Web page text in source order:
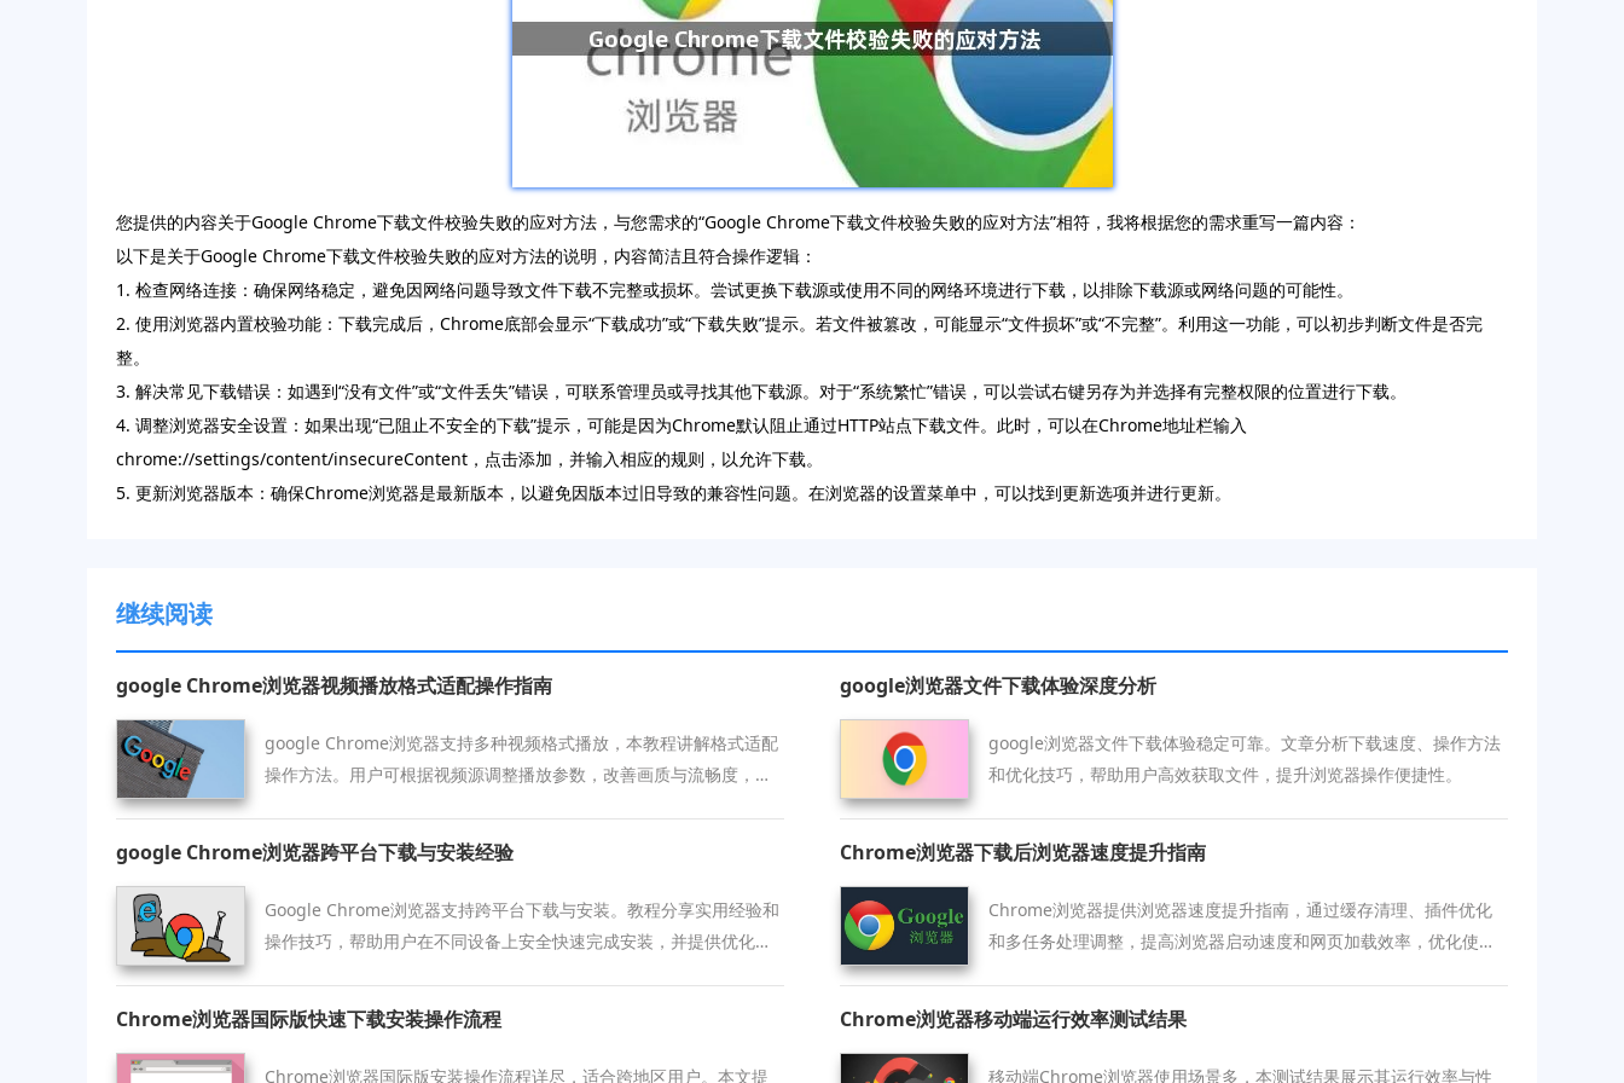
您提供的内容关于Google Chrome下载文件校验失败的应对方法，与您需求的“Google Chrome下载文件校验失败的应对方法”相符，我将根据您的需求重写一篇内容：
以下是关于Google Chrome下载文件校验失败的应对方法的说明，内容简洁且符合操作逻辑：
1. 检查网络连接：确保网络稳定，避免因网络问题导致文件下载不完整或损坏。尝试更换下载源或使用不同的网络环境进行下载，以排除下载源或网络问题的可能性。
2. 使用浏览器内置校验功能：下载完成后，Chrome底部会显示“下载成功”或“下载失败”提示。若文件被篡改，可能显示“文件损坏”或“不完整”。利用这一功能，可以初步判断文件是否完
整。
3. 解决常见下载错误：如遇到“没有文件”或“文件丢失”错误，可联系管理员或寻找其他下载源。对于“系统繁忙”错误，可以尝试右键另存为并选择有完整权限的位置进行下载。
4. 调整浏览器安全设置：如果出现“已阻止不安全的下载”提示，可能是因为Chrome默认阻止通过HTTP站点下载文件。此时，可以在Chrome地址栏输入
chrome://settings/content/insecureContent，点击添加，并输入相应的规则，以允许下载。
5. 更新浏览器版本：确保Chrome浏览器是最新版本，以避免因版本过旧导致的兼容性问题。在浏览器的设置菜单中，可以找到更新选项并进行更新。
继续阅读
google Chrome浏览器视频播放格式适配操作指南
google Chrome浏览器支持多种视频格式播放，本教程讲解格式适配
操作方法。用户可根据视频源调整播放参数，改善画质与流畅度，实
google浏览器文件下载体验深度分析
google浏览器文件下载体验稳定可靠。文章分析下载速度、操作方法
和优化技巧，帮助用户高效获取文件，提升浏览器操作便捷性。
google Chrome浏览器跨平台下载与安装经验
Google Chrome浏览器支持跨平台下载与安装。教程分享实用经验和
操作技巧，帮助用户在不同设备上安全快速完成安装，并提供优化方
Chrome浏览器下载后浏览器速度提升指南
Chrome浏览器提供浏览器速度提升指南，通过缓存清理、插件优化
和多任务处理调整，提高浏览器启动速度和网页加载效率，优化使用
Chrome浏览器国际版快速下载安装操作流程
Chrome浏览器国际版安装操作流程详尽，适合跨地区用户。本文提
Chrome浏览器移动端运行效率测试结果
移动端Chrome浏览器使用场景多，本测试结果展示其运行效率与性